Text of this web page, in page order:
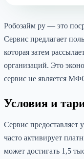
Робозайм ру — это
Сервис предлагает
которая затем
организаций. Это
сервис не является
Условия и
Сервис предоставляет
часто активирует
может достигать 1,5